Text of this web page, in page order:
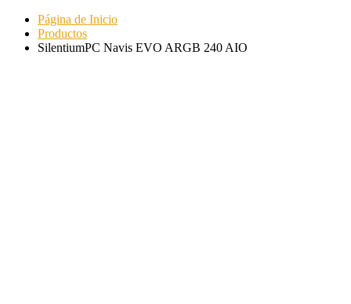
Página de Inicio
Productos
SilentiumPC Navis EVO ARGB 240 AIO